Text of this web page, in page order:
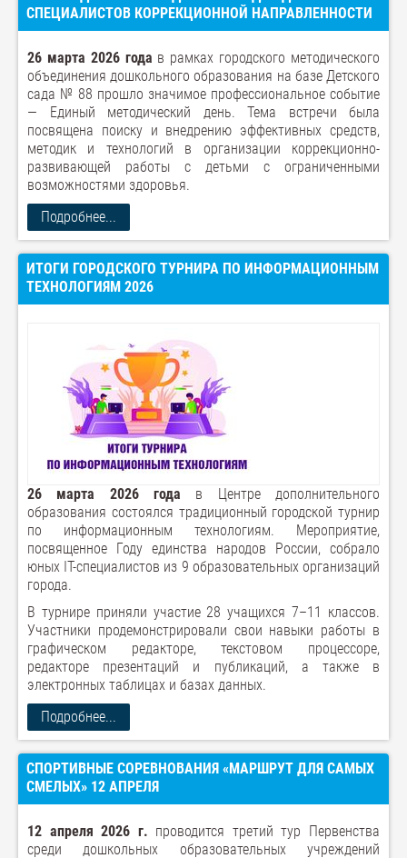
СПЕЦИАЛИСТОВ КОРРЕКЦИОННОЙ НАПРАВЛЕННОСТИ
26 марта 2026 года в рамках городского методического
объединения дошкольного образования на базе Детского
сада № 88 прошло значимое профессиональное событие
— Единый методический день. Тема встречи была
посвящена поиску и внедрению эффективных средств,
методик и технологий в организации коррекционно-
развивающей работы с детьми с ограниченными
возможностями здоровья.
Подробнее...
ИТОГИ ГОРОДСКОГО ТУРНИРА ПО ИНФОРМАЦИОННЫМ
ТЕХНОЛОГИЯМ 2026
26 марта 2026 года в Центре дополнительного
образования состоялся традиционный городской турнир
по информационным технологиям. Мероприятие,
посвященное Году единства народов России, собрало
юных IT-специалистов из 9 образовательных организаций
города.
В турнире приняли участие 28 учащихся 7–11 классов.
Участники продемонстрировали свои навыки работы в
графическом редакторе, текстовом процессоре,
редакторе презентаций и публикаций, а также в
электронных таблицах и базах данных.
Подробнее...
СПОРТИВНЫЕ СОРЕВНОВАНИЯ «МАРШРУТ ДЛЯ САМЫХ
СМЕЛЫХ» 12 АПРЕЛЯ
12 апреля 2026 г. проводится третий тур Первенства
среди дошкольных образовательных учреждений